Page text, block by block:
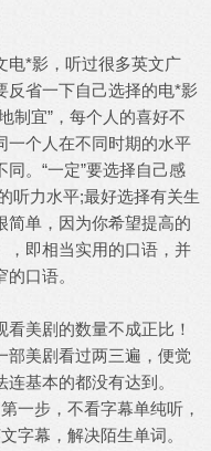
*影，听过很多英文广
反省一下自己选择的电*影
制宜”，每个人的喜好不
一个人在不同时期的水平
。“一定”要选择自己感
听力水平;最好选择有关生
简单，因为你希望提高的
，即相当实用的口语，并
口语。
美剧的数量不成正比！
部美剧看过两三遍，便觉
连基本的都没有达到。
一步，不看字幕单纯听，
字幕，解决陌生单词。